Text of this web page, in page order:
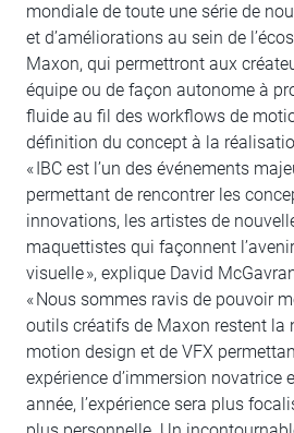
mondiale de toute une série de
et d’améliorations au sein de
Maxon, qui permettront aux
équipe ou de façon autonome à
fluide au fil des workflows de
définition du concept à la
« IBC est l’un des événements
permettant de rencontrer les
innovations, les artistes de
maquettistes qui façonnent
visuelle », explique David
« Nous sommes ravis de pouvoir
outils créatifs de Maxon restent la
motion design et de VFX
expérience d’immersion novatrice
année, l’expérience sera plus